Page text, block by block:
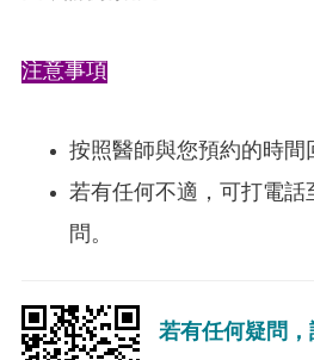
注意事項
按照醫師與您預約的時間
若有任何不適，可打電話
問。
若有任何疑問